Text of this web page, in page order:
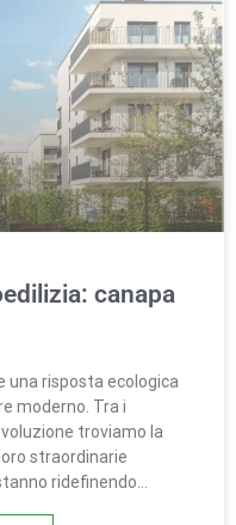
canapa
una risposta ecologica
moderno. Tra i
troviamo la
straordinarie
ridefinendo…